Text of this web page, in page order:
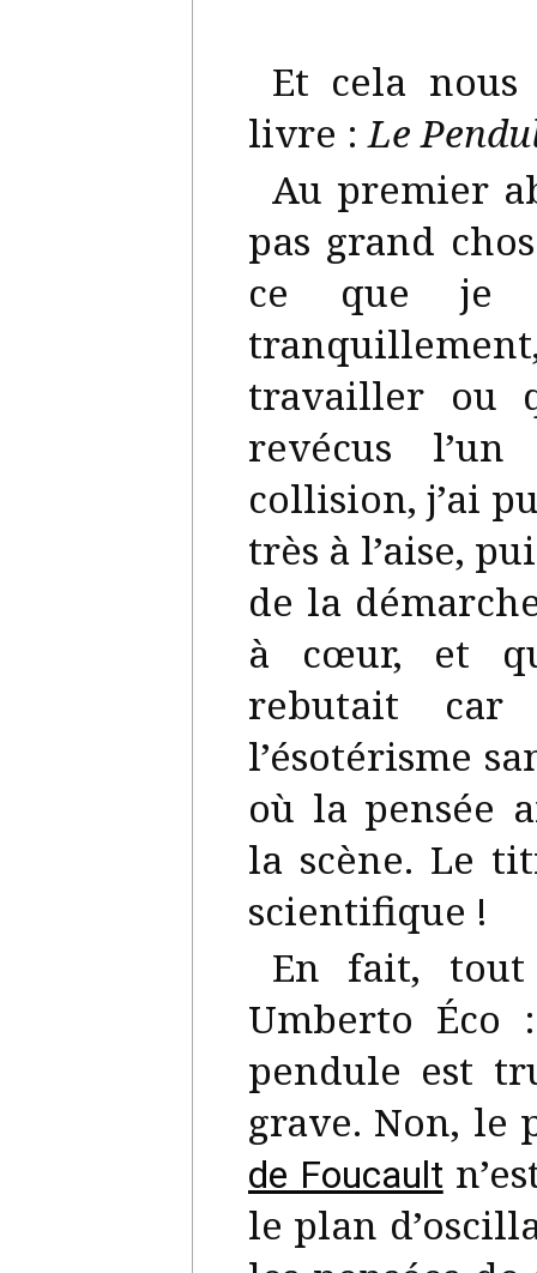
Et cela
livre :Le
Au premier
pas grand
ce que je
travailler ou
revécus
collision, j’ai
très à l’aise,
de la
à cœur, et
rebutait
l’ésotérisme
où la pensée
la scène. Le
scientifique !
En fait, tout
Umberto
pendule est
grave. Non, le
de Foucault
le plan